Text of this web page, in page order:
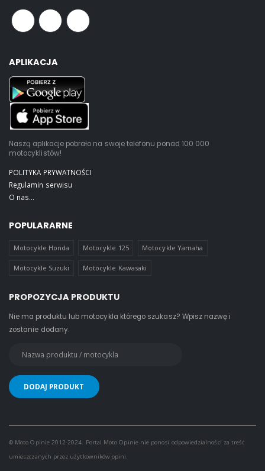
APLIKACJA
Naszą aplikacje pobrało na swoje telefonu ponad 100 000
motocyklistów!
POLITYKA PRYWATNOŚCI
Regulamin serwisu
O nas...
POPULARARNE
Motocykle Honda Motocykle 125 Motocykle Yamaha
Motocykle Suzuki Motocykle Kawasaki
PROPOZYCJA PRODUKTU
Nie ma produktu lub motocykla którego szukasz? Wpisz nazwę i
zostanie dodany.
© Moto Opinie 2012-2024. Portal Moto Opinie nie ponosi odpowiedzialności za treść
umieszczanych przez użytkowników opini.